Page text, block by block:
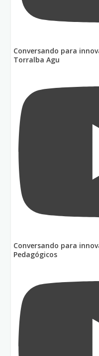
Conversando para
Torralba Agu
Conversando para
Pedagógicos